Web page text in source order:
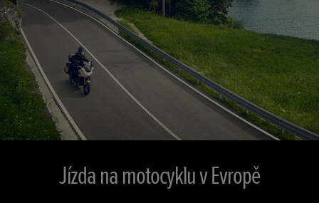
Jízda na motocyklu v Evropě